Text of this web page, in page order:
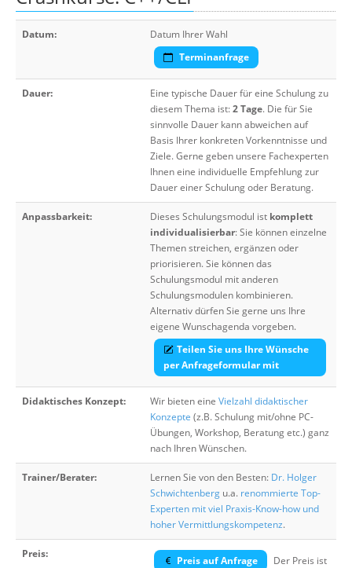
Datum:
Datum Ihrer Wahl
Terminanfrage
Dauer:
Eine typische Dauer für eine Schulung zu
diesem Thema ist:2 Tage. Die für Sie
sinnvolle Dauer kann abweichen auf
Basis Ihrer konkreten Vorkenntnisse und
Ziele. Gerne geben unsere Fachexperten
Ihnen eine individuelle Empfehlung zur
Dauer einer Schulung oder Beratung.
Anpassbarkeit: Dieses Schulungsmodul ist komplett
individualisierbar: Sie können einzelne
Themen streichen, ergänzen oder
priorisieren. Sie können das
Schulungsmodul mit anderen
Schulungsmodulen kombinieren.
Alternativ dürfen Sie gerne uns Ihre
eigene Wunschagenda vorgeben.
Teilen Sie uns Ihre Wünsche
per Anfrageformular mit
Didaktisches Konzept: Wir bieten eine Vielzahl didaktischer
Konzepte (z.B. Schulung mit/ohne PC-
Übungen, Workshop, Beratung etc.) ganz
nach Ihren Wünschen.
Trainer/Berater: Lernen Sie von den Besten: Dr. Holger
Schwichtenberg u.a. renommierte Top-
Experten mit viel Praxis-Know-how und
hoher Vermittlungskompetenz.
Preis:
Preis auf Anfrage
Der Preis ist